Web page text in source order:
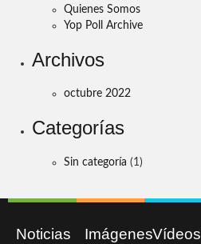
Quienes Somos
Yop Poll Archive
Archivos
octubre 2022
Categorías
Sin categoría (1)
Noticias ImágenesVídeos